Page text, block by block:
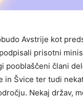
Avstrije kot
prisotni
pooblaščeni člani
in Švice ter tudi
Nekaj držav,